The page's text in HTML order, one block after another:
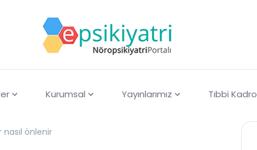
Kurumsal Yayınlarımız Tıbbi Kadro
önlenir